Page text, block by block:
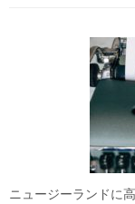
ニュージーランドに